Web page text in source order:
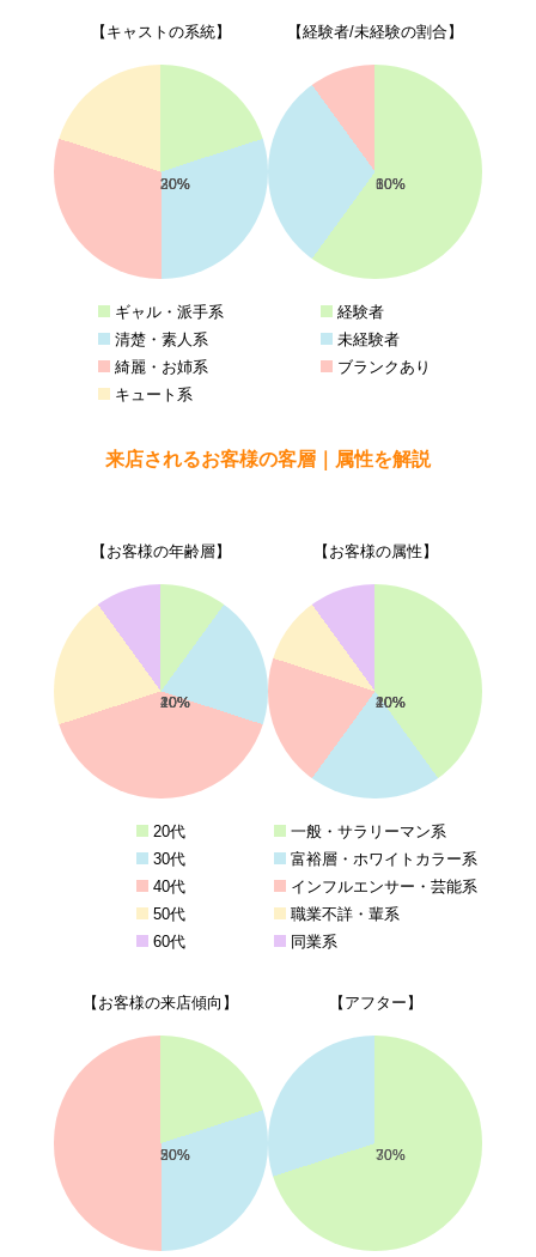
【キャストの系統】
20%
30%
30%
20%
ギャル・派手系
清楚・素人系
綺麗・お姉系
キュート系
【経験者/未経験の割合】
60%
30%
10%
経験者
未経験者
ブランクあり
来店されるお客様の客層｜属性を解説
【お客様の年齢層】
10%
20%
40%
20%
10%
20代
30代
40代
50代
60代
【お客様の属性】
40%
20%
20%
10%
10%
一般・サラリーマン系
富裕層・ホワイトカラー系
インフルエンサー・芸能系
職業不詳・輩系
同業系
【お客様の来店傾向】
20%
30%
50%
【アフター】
70%
30%